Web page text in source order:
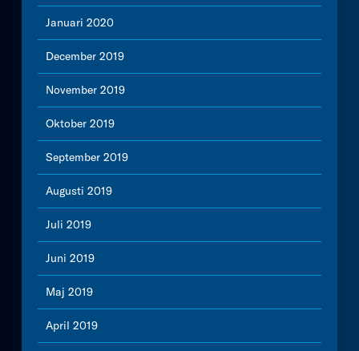
Januari 2020
December 2019
November 2019
Oktober 2019
September 2019
Augusti 2019
Juli 2019
Juni 2019
Maj 2019
April 2019